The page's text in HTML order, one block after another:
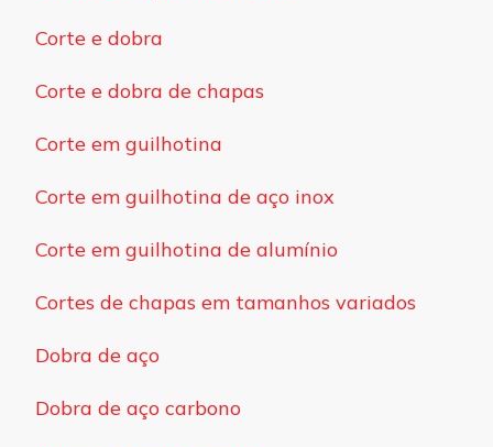
Corte e dobra
Corte e dobra de chapas
Corte em guilhotina
Corte em guilhotina de aço inox
Corte em guilhotina de alumínio
Cortes de chapas em tamanhos variados
Dobra de aço
Dobra de aço carbono